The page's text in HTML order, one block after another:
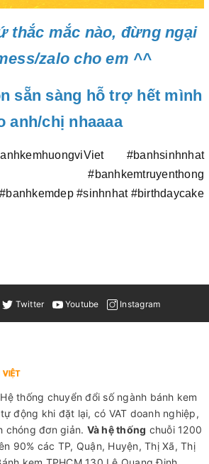
thắc mắc nào, đừng ngại
zalo cho em ^^
sẵn sàng hỗ trợ hết mình
anh/chị nhaaaa
#banhsinhnhat
#banhkemtruyenthong
#sinhnhat #birthdaycake
Twitter Youtube Instagram
thống chuyển đổi số ngành bánh kem
động khi đặt lại, có VAT doanh nghiệp,
chóng đơn giản. Và hệ thống chuỗi 1200
90% các TP, Quận, Huyện, Thị Xã, Thị